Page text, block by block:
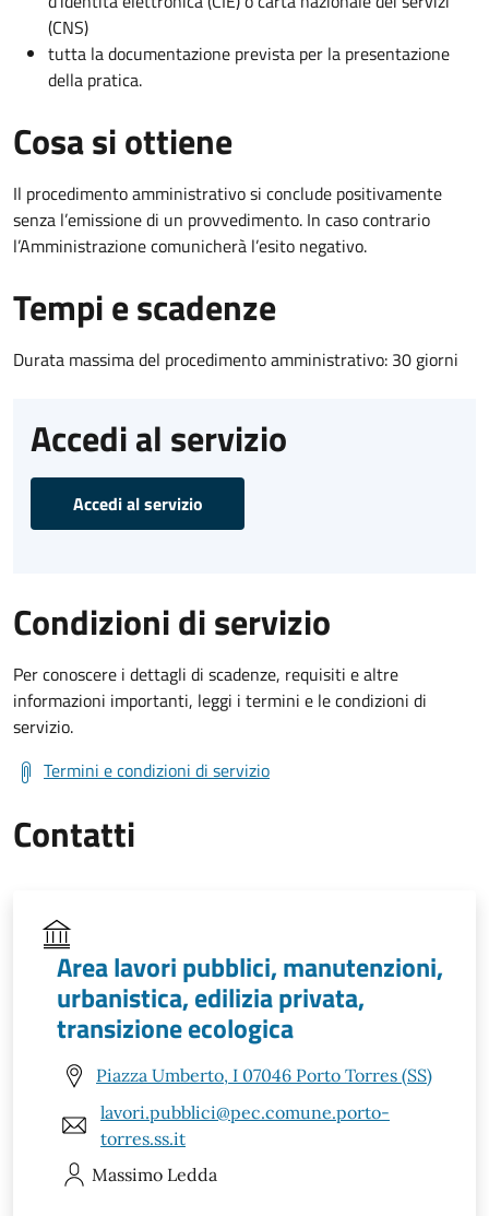
(CNS)
tutta la documentazione prevista per la presentazione
della pratica.
Cosa si ottiene
Il procedimento amministrativo si conclude positivamente
senza l’emissione di un provvedimento. In caso contrario
l’Amministrazione comunicherà l’esito negativo.
Tempi e scadenze
Durata massima del procedimento amministrativo: 30 giorni
Accedi al servizio
Accedi al servizio
Condizioni di servizio
Per conoscere i dettagli di scadenze, requisiti e altre
informazioni importanti, leggi i termini e le condizioni di
servizio.
Termini e condizioni di servizio
Contatti
Area lavori pubblici, manutenzioni,
urbanistica, edilizia privata,
transizione ecologica
Piazza Umberto, I 07046 Porto Torres (SS)
lavori.pubblici@pec.comune.porto-
torres.ss.it
Massimo Ledda